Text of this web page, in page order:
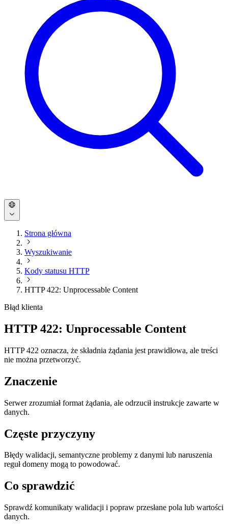
Strona główna
Wyszukiwanie
Kody statusu HTTP
HTTP 422: Unprocessable Content
Błąd klienta
HTTP 422: Unprocessable Content
HTTP 422 oznacza, że składnia żądania jest prawidłowa, ale treści
nie można przetworzyć.
Znaczenie
Serwer zrozumiał format żądania, ale odrzucił instrukcje zawarte w
danych.
Częste przyczyny
Błędy walidacji, semantyczne problemy z danymi lub naruszenia
reguł domeny mogą to powodować.
Co sprawdzić
Sprawdź komunikaty walidacji i popraw przesłane pola lub wartości
danych.